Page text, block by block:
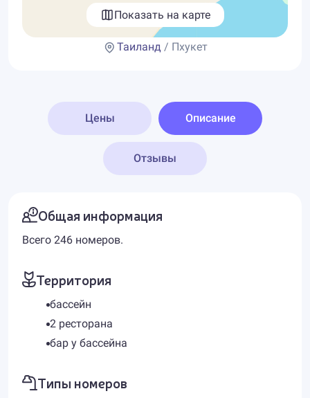
Показать на карте
Таиланд / Пхукет
Цены Описание
Отзывы
Общая информация
Всего 246 номеров.
Территория
бассейн
2 ресторана
бар у бассейна
Типы номеров